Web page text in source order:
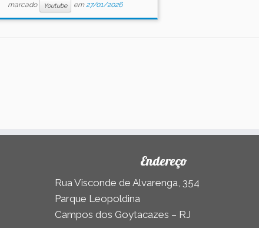
marcado
Youtube em27/01/2026
Endereço
Rua Visconde de Alvarenga, 354
Parque Leopoldina
Campos dos Goytacazes – RJ